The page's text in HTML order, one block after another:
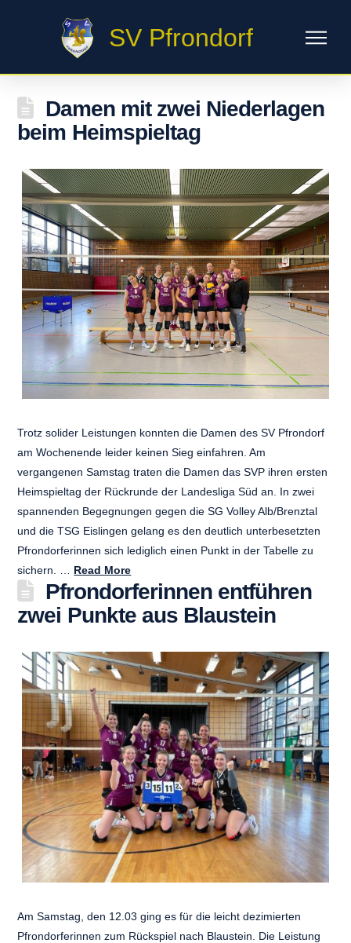
SV Pfrondorf
Damen mit zwei Niederlagen
beim Heimspieltag
Trotz solider Leistungen konnten die Damen des SV Pfrondorf
am Wochenende leider keinen Sieg einfahren. Am
vergangenen Samstag traten die Damen das SVP ihren ersten
Heimspieltag der Rückrunde der Landesliga Süd an. In zwei
spannenden Begegnungen gegen die SG Volley Alb/Brenztal
und die TSG Eislingen gelang es den deutlich unterbesetzten
Pfrondorferinnen sich lediglich einen Punkt in der Tabelle zu
sichern. … Read More
Pfrondorferinnen entführen
zwei Punkte aus Blaustein
Am Samstag, den 12.03 ging es für die leicht dezimierten
Pfrondorferinnen zum Rückspiel nach Blaustein. Die Leistung